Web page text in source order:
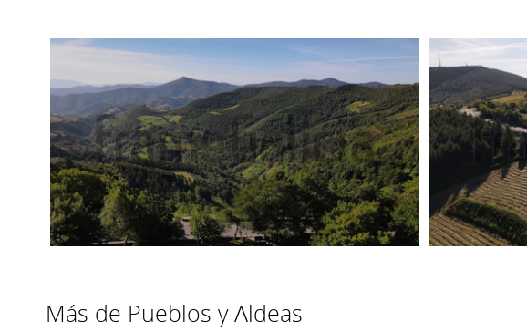
Más de Pueblos y Aldeas